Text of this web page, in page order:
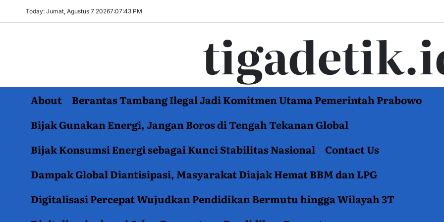
Today: Jumat, Agustus 7 20267:07:44 PM
About
Berantas Tambang Ilegal Jadi Komitmen Utama Pemerintah Prabowo
Bijak Gunakan Energi, Jangan Boros di Tengah Tekanan Global
Bijak Konsumsi Energi sebagai Kunci Stabilitas Nasional
Contact Us
Dampak Global Diantisipasi, Masyarakat Diajak Hemat BBM dan LPG
Digitalisasi Percepat Wujudkan Pendidikan Bermutu hingga Wilayah 3T